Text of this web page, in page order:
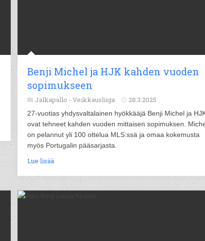
Benji Michel ja HJK kahden vuoden
sopimukseen
Jalkapallo - Veikkausliiga 28.3.2025
27-vuotias yhdysvaltalainen hyökkääjä Benji Michel ja
ovat tehneet kahden vuoden mittaisen sopimuksen.
on pelannut yli 100 ottelua MLS:ssä ja omaa kokemusta
myös Portugalin pääsarjasta.
Lue lisää